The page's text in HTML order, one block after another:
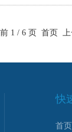
1 / 6 页 首页
快
首页